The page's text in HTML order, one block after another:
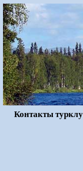
Контакты